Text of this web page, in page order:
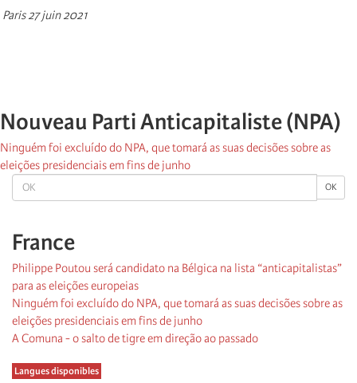
OK OK
France
Philippe Poutou será candidato na Bélgica na lista “anticapitalistas”
para as eleições europeias
Ninguém foi excluído do NPA, que tomará as suas decisões sobre as
eleições presidenciais em fins de junho
A Comuna - o salto de tigre em direção ao passado
Langues disponibles
Paris 27 juin 2021
Nouveau Parti Anticapitaliste (NPA)
Ninguém foi excluído do NPA, que tomará as suas decisões sobre as
eleições presidenciais em fins de junho